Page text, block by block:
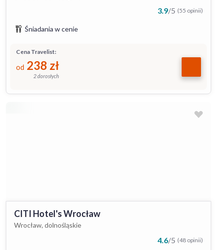
3.9/5 (55 opinii)
Śniadania w cenie
Cena Travelist:
od 238 zł
2 dorosłych
CITI Hotel's Wrocław
Wrocław, dolnośląskie
4.6/5 (48 opinii)